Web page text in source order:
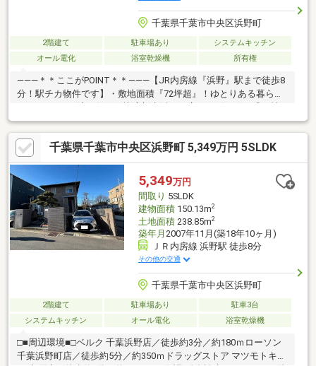
千葉県千葉市中央区浜野町
2階建て 駐車場あり
システムキッチン
オール電化
浴室乾燥機 所有権
―――＊＊ここがPOINT＊＊―――【JR内房線『浜野』駅まで徒歩8
分！駅チカ物件です】・敷地面積『72坪超』！ゆとりある暮らし
♪・リフォーム済み住戸で快適新生活！・広々リビングは『20帖
超』の快適大空間！・全居室収納付き＆納戸も備わった充実の収
納力！・オール電化のイマドキ仕様！・食洗機、浴室乾燥機付き
で家事も楽々！・最寄りのスーパーまで徒歩3分！※過去リフォー
ム：2025年6月浴室交換※本日ご案内可能です！この機会にお気軽
にお越し下さい♪◆人気エリアの閑静な住宅街！◆百聞は一見に
しかず。家族の安心拠点になる5LDK+S♪◆早朝や夜間のご案内に
も対応致します！
千葉県千葉市中央区浜野町 5,349万円 5SLDK
5,349万円
間取り 5SLDK
建物面積150.13m2
土地面積238.85m2
築年月 2007年11月(築18年10ヶ月)
ＪＲ内房線 浜野駅 徒歩8分
その他の交通
千葉県千葉市中央区浜野町
2階建て 駐車場あり
駐車3台
システムキッチン
オール電化 浴室乾燥機
□■周辺環境■□ベルク 千葉浜野店／徒歩約3分／約180ｍローソン
千葉浜野町店／徒歩約5分／約350ｍドラッグストア マツモトキヨ